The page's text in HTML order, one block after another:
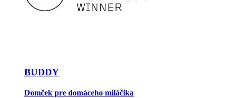
BUDDY
Domček pre domáceho miláčika